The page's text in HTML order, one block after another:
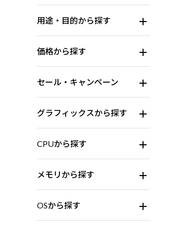
用途・目的から探す
価格から探す
セール・キャンペーン
グラフィックスから探す
CPUから探す
メモリから探す
OSから探す